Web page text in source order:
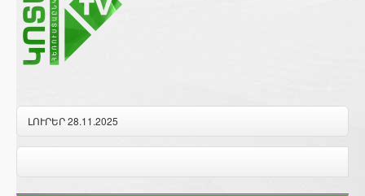
ԼՈՒՐԵՐ 28.11.2025